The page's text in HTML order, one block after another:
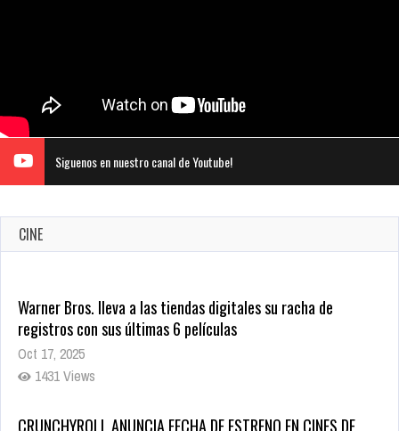
Siguenos en nuestro canal de Youtube!
CINE
Warner Bros. lleva a las tiendas digitales su racha de
registros con sus últimas 6 películas
1431 Views
CRUNCHYROLL ANUNCIA FECHA DE ESTRENO EN CINES DE
JUJUTSU KAISEN: EJECUCIÓN
1755 Views